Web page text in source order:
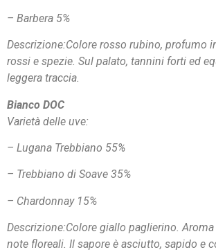
– Barbera 5%
Descrizione:Colore rosso rubino, profumo
rossi e spezie. Sul palato, tannini forti ed
leggera traccia.
Bianco DOC
Varietà delle uve:
– Lugana Trebbiano 55%
– Trebbiano di Soave 35%
– Chardonnay 15%
Descrizione:Colore giallo paglierino.
note floreali. Il sapore è asciutto, sapido e